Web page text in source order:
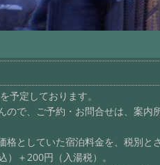
予定しております。
ので、ご予約・お問合せは、案内
としていた宿泊料金を、税別と
＋200円（入湯税）。